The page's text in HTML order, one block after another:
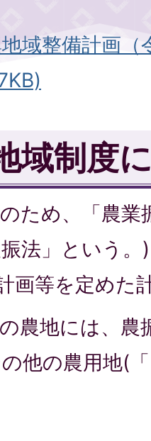
域整備計画
域制度
ため、「農業
法」という
画等を定めた
農地には、農
の他の農用地(